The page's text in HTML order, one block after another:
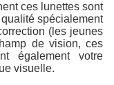
ces lunettes sont
spécialement
(les jeunes
de vision, ces
également votre
visuelle.